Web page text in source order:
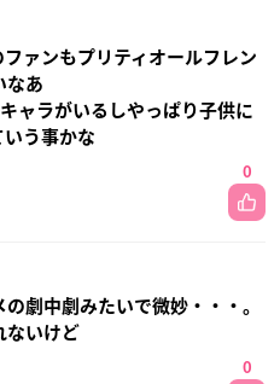
ァンもプリティオールフレン
なあ
ャラがいるしやっぱり子供に
いう事かな
0
劇中劇みたいで微妙・・・。
ないけど
0